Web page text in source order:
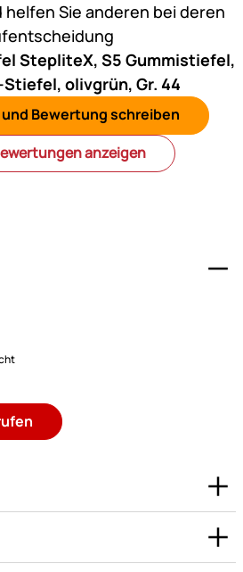
Sie anderen bei deren
StepliteX, S5 Gummistiefel,
olivgrün, Gr. 44
Bewertung schreiben
anzeigen